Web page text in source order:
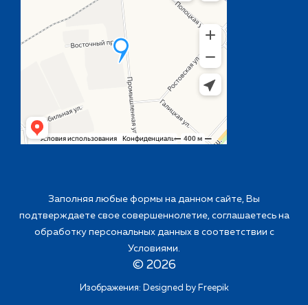
Заполняя любые формы на данном сайте, Вы
подтверждаете свое совершеннолетие, соглашаетесь на
обработку персональных данных в соответствии с
Условиями.
© 2026
Изображения: Designed by Freepik